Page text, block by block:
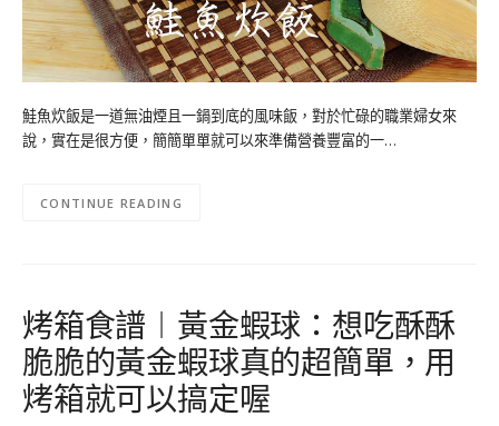
鮭魚炊飯是一道無油煙且一鍋到底的風味飯，對於忙碌的職業婦女來
說，實在是很方便，簡簡單單就可以來準備營養豐富的一…
CONTINUE READING
烤箱食譜︱黃金蝦球：想吃酥酥
脆脆的黃金蝦球真的超簡單，用
烤箱就可以搞定喔